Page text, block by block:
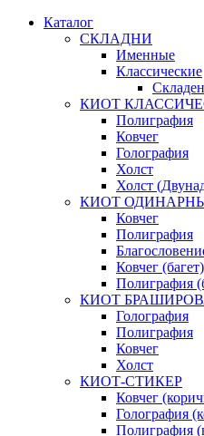
Каталог
СКЛАДНИ
Именные
Классические
КИОТ
Полиграфия
Ковчег
Голография
Холст
Холст
КИОТ
Ковчег
Полиграфия
Ковчег (багет)
Полиграфия
КИОТ
Голография
Полиграфия
Ковчег
Холст
КИОТ-СТИКЕР
Ковчег
Голография
Полиграфия